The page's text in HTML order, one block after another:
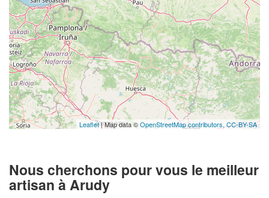
Leaflet| Map data ©OpenStreetMap contributors,CC-BY-SA
Nous cherchons pour vous le meilleur
artisan à Arudy